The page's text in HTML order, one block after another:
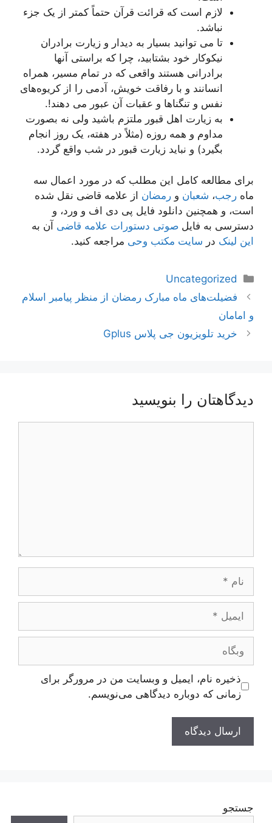
لازم است که قرائت قرآن حتماً کمتر از یک جزء
نباشد.
تا می توانید بسیار به دیدار و زیارت برادران
نیکوکار خود بشتابید، چرا که براستی آنها
برادرانی هستند واقعی که در تمام مسیر، همراه
انسانند و با رفاقت خویش، آدمی را از کریوه‌های
نفس و تنگناها و عقبات آن عبور می دهند!.
به زیارت اهل قبور ملتزم باشید ولی نه بصورت
مداوم و همه روزه (مثلاً در هفته، یک روز انجام
بگیرد) و نباید زیارت قبور در شب واقع گردد.
برای مطالعه کامل این مطلب که در مورد اعمال سه
ماه رجب، شعبان و رمضان از علامه قاضی نقل شده
است، و همچنین دانلود فایل پی دی اف و ورد، و
دسترسی به فایل صوتی دستورات علامه قاضی آن به
این لینک در سایت مکتب وحی مراجعه کنید.
دسته‌ها
Uncategorized
ناوبری
نوشته‌ها
فضیلت‌های ماه مبارک رمضان از منظر پیامبر اسلام
و امامان
خرید تلویزیون جی پلاس Gplus
دیدگاهتان را بنویسید
وبگاه
ذخیره نام، ایمیل و وبسایت من در مرورگر برای
زمانی که دوباره دیدگاهی می‌نویسم.
جستجو